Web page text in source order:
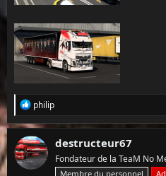
L
s
r
é
a
c
philip
destructeur67
Fondateur de la TeaM No
Membre du personnel